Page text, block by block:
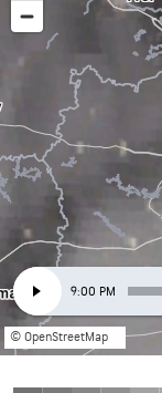
9:00 PM
© OpenStreetMap